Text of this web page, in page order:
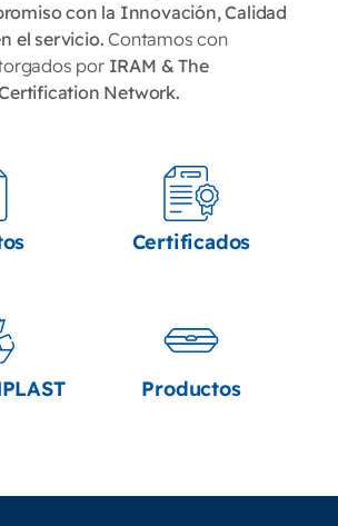
con la Innovación, Calidad
el servicio.Contamos con
por IRAM & The
Network.
Certificados
Productos